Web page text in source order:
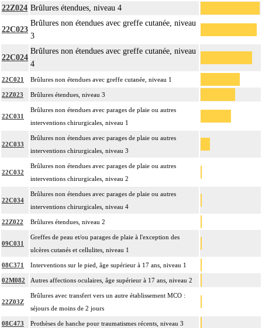
22Z024 Brûlures étendues, niveau 4
22C023
Brûlures non étendues avec greffe cutanée, niveau
3
22C024
Brûlures non étendues avec greffe cutanée, niveau
4
22C021 Brûlures non étendues avec greffe cutanée, niveau 1
22Z023 Brûlures étendues, niveau 3
22C031
Brûlures non étendues avec parages de plaie ou autres
interventions chirurgicales, niveau 1
22C033
Brûlures non étendues avec parages de plaie ou autres
interventions chirurgicales, niveau 3
22C032
Brûlures non étendues avec parages de plaie ou autres
interventions chirurgicales, niveau 2
22C034
Brûlures non étendues avec parages de plaie ou autres
interventions chirurgicales, niveau 4
22Z022 Brûlures étendues, niveau 2
09C031
Greffes de peau et/ou parages de plaie à l'exception des
ulcères cutanés et cellulites, niveau 1
08C371 Interventions sur le pied, âge supérieur à 17 ans, niveau 1
02M082 Autres affections oculaires, âge supérieur à 17 ans, niveau 2
22Z03Z
Brûlures avec transfert vers un autre établissement MCO :
séjours de moins de 2 jours
08C473 Prothèses de hanche pour traumatismes récents, niveau 3